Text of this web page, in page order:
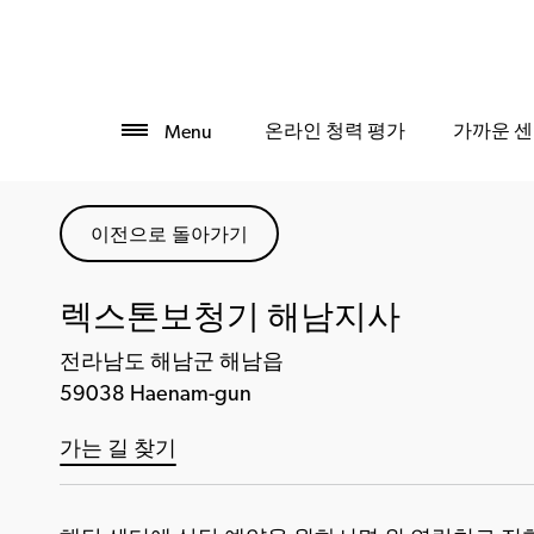
Menu 온라인 청력 평가 가까운
이전으로 돌아가기
렉스톤보청기 해남지사
전라남도 해남군 해남읍
59038 Haenam-gun
가는 길 찾기